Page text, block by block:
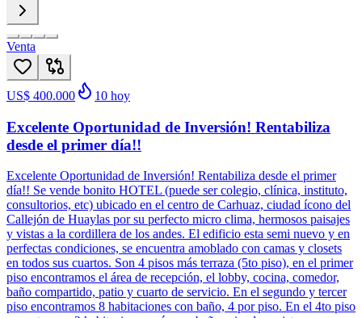
Venta
US$ 400.000 10 hoy
Excelente Oportunidad de Inversión! Rentabiliza
desde el primer día!!
Excelente Oportunidad de Inversión! Rentabiliza desde el primer
día!! Se vende bonito HOTEL (puede ser colegio, clínica, instituto,
consultorios, etc) ubicado en el centro de Carhuaz, ciudad ícono del
Callejón de Huaylas por su perfecto micro clima, hermosos paisajes
y vistas a la cordillera de los andes. El edificio esta semi nuevo y en
perfectas condiciones, se encuentra amoblado con camas y closets
en todos sus cuartos. Son 4 pisos más terraza (5to piso), en el primer
piso encontramos el área de recepción, el lobby, cocina, comedor,
baño compartido, patio y cuarto de servicio. En el segundo y tercer
piso encontramos 8 habitaciones con baño, 4 por piso. En el 4to piso